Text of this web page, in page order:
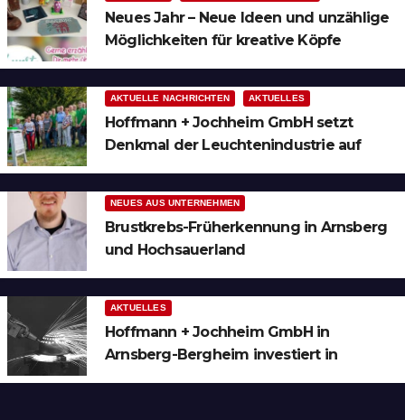
Neues Jahr – Neue Ideen und unzählige
Möglichkeiten für kreative Köpfe
AKTUELLE NACHRICHTEN AKTUELLES
Hoffmann + Jochheim GmbH setzt
Denkmal der Leuchtenindustrie auf
NEUES AUS UNTERNEHMEN
Brustkrebs-Früherkennung in Arnsberg
und Hochsauerland
AKTUELLES
Hoffmann + Jochheim GmbH in
Arnsberg-Bergheim investiert in